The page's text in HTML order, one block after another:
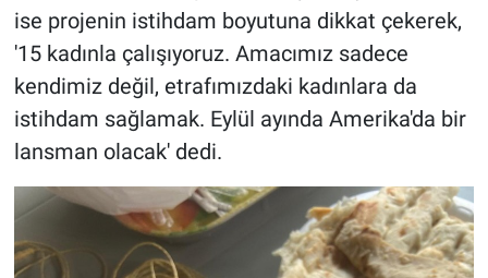
ise projenin istihdam boyutuna dikkat çekerek,
'15 kadınla çalışıyoruz. Amacımız sadece
kendimiz değil, etrafımızdaki kadınlara da
istihdam sağlamak. Eylül ayında Amerika'da bir
lansman olacak' dedi.